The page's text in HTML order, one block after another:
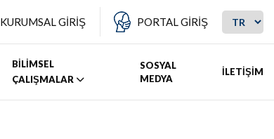
KURUMSAL GİRİŞ PORTAL GİRİŞ
BİLİMSEL
ÇALIŞMALAR
SOSYAL
MEDYA
İLETİŞİM